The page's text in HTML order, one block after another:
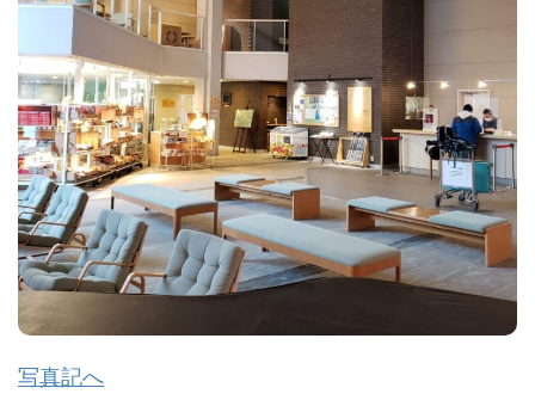
写真記へ